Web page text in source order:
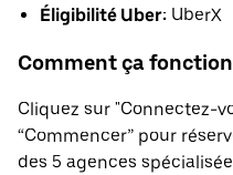
Éligibilité Uber: UberX
Comment ça
Cliquez sur "Connectez-
“Commencer” pour
des 5 agences